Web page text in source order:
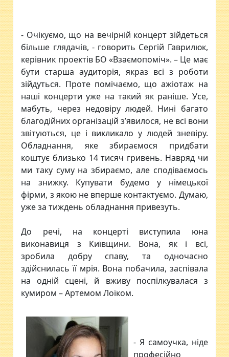
- Очікуємо, що на вечірній концерт зійдеться
більше глядачів, - говорить Сергій Гаврилюк,
керівник проектів БО «Взаємопоміч». – Це має
бути старша аудиторія, якраз всі з роботи
зійдуться. Проте помічаємо, що ажіотаж на
наші концерти уже на такий як раніше. Усе,
мабуть, через недовіру людей. Нині багато
благодійних організацій з’явилося, не всі вони
звітуються, це і викликало у людей зневіру.
Обладнання, яке збираємося придбати
коштує близько 14 тисяч гривень. Навряд чи
ми таку суму на збираємо, але сподіваємось
на знижку. Купувати будемо у німецької
фірми, з якою не вперше контактуємо. Думаю,
уже за тиждень обладнання привезуть.
До речі, на концерті виступила юна
виконавиця з Київщини. Вона, як і всі,
зробила добру спаву, та одночасно
здійснилась її мрія. Вона побачила, заспівала
на одній сцені, й вживу поспілкувалася з
кумиром – Артемом Лоїком.
- Я самоучка, ніде
професійно